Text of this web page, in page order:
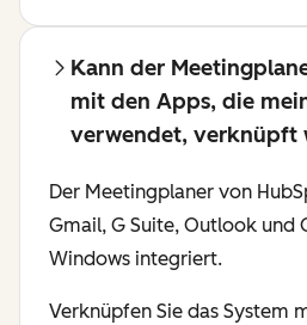
Kann der
mit den Apps, die
verwendet, verknüpft
Der Meetingplaner von
Gmail, G Suite, Outlook und
Windows integriert.
Verknüpfen Sie das System